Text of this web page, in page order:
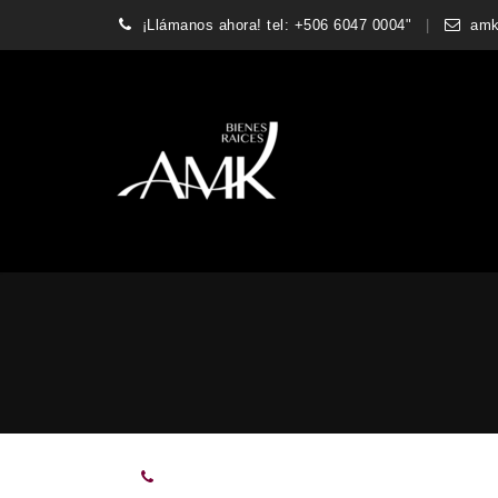
¡Llámanos ahora! tel: +506 6047 0004"